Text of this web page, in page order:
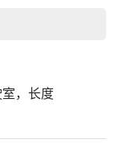
，长度